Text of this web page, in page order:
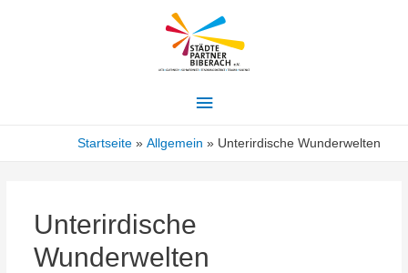
Hauptmenü
Startseite Allgemein Unterirdische Wunderwelten
Unterirdische
Wunderwelten